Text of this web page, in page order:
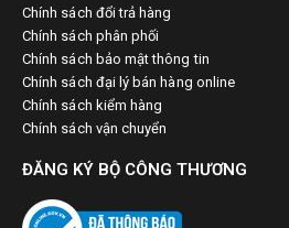
Chính sách đổi trả hàng
Chính sách phân phối
Chính sách bảo mật thông tin
Chính sách đại lý bán hàng online
Chính sách kiểm hàng
Chính sách vận chuyển
ĐĂNG KÝ BỘ CÔNG THƯƠNG